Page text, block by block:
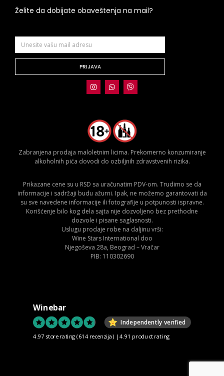
Želite da dobijate obaveštenja na mail?
PRIJAVA
Zabranjena prodaja maloletnim licima. Prekomerno konzumiranje
alkoholnih pića dovodi do ozbiljnih zdravstvenih rizika.
Prikazane cene su u RSD sa uračunatim PDV-om. Trudimo se da
informacije i sadržaji budu ažurni. Ipak, ne možemo garantovati da
su sve navedene informacije ili fotografije u potpunosti ispravne.
Korišćenje bilo kog dela sajta nije dozvoljeno bez prethodne
dozvole i pisane saglasnosti.
Uslugu prodaje robe na daljinu vrši:
Wine Stars International doo
Njegoševa 28a, Beograd – Vračar
PIB: 110302690
Winebar
Independently verified
4.97 store rating (614 recenzija) |4.91 product rating